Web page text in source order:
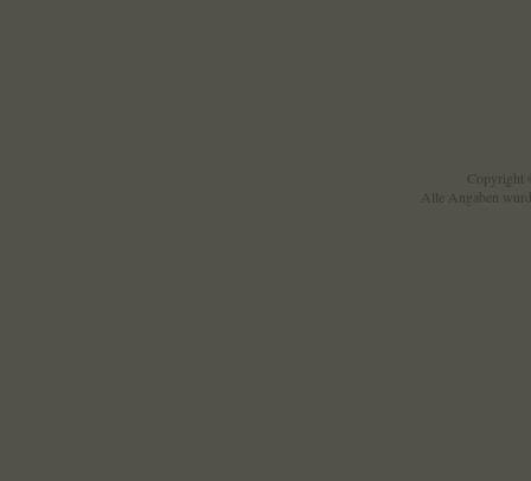
Copyright
Alle Angaben